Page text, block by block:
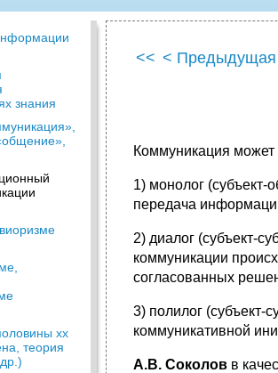
знания
хх
теория
<< < Предыдущая
Коммуникация
1) монолог (субъект-
передача
2) диалог (субъект-
коммуникации
согласованных
3) полилог (субъект-
коммуникативной
А.В. Соколов в